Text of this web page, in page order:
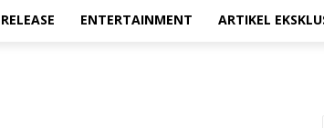
ENTERTAINMENT ARTIKEL